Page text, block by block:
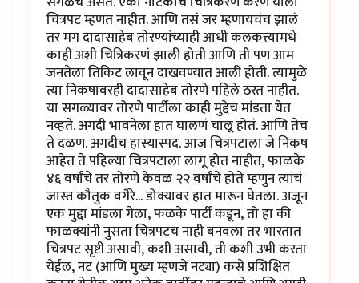
चित्रपट म्हणत नाहीत. आणि तसं जर म्हणायचंच झालं
तर मग दादासाहेब तोरण्यांच्याही आधी कलकत्त्यामधे
काही अशी चित्रिकरणं झाली होती आणि ती पण आम
जनतेला तिकिट लावून दाखवण्यात आली होती. त्यामुळे
त्या निकषावरही दादासाहेब तोरणे पहिले ठरत नाहीत.
या सगळ्यावर तोरणे पार्टीला काही मुद्देच मांडता येत
नव्हते. अगदी भावनेला हात घालणं चालू होतं. आणि तेच
ते दळण. अगदीच हास्यास्पद. आज चित्रपटाला जे निकष
आहेत ते पहिल्या चित्रपटाला लागू होत नाहीत, फाळके
४६ वर्षांचे तर तोरणे केवळ २२ वर्षांचे होते म्हणुन त्यांचं
जास्त कौतुक वगैरे... डोक्यावर हात मारून घेतला. अजून
एक मुद्दा मांडला गेला, फळके पार्टी कडून, तो हा की
फाळक्यांनी नुसता चित्रपटच नाही बनवला तर भारतात
चित्रपट सृष्टी असावी, कशी असावी, ती कशी उभी करता
येईल, नट (आणि मुख्य म्हणजे नट्या) कसे प्रशिक्षित